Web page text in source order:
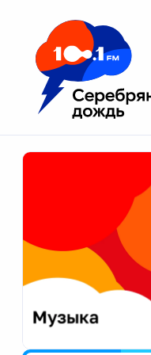
Москва 100.1 FM
Апатиты
Екатеринбург
Калининград
Калуга